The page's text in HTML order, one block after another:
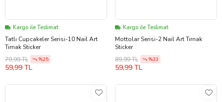
Kargo ile Teslimat
Tatlı Cupcakeler Serisi-10 Nail Art
Tırnak Sticker
79,99 TL
%25
59,99 TL
Kargo ile Teslimat
Mottolar Serisi-2 Nail Art Tırnak
Sticker
89,99 TL
%33
59,99 TL